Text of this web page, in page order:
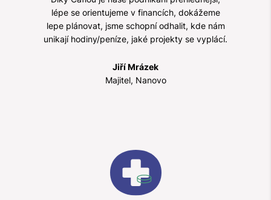
lépe se orientujeme v financích, dokážeme
lepe plánovat, jsme schopní odhalit, kde nám
unikají hodiny/peníze, jaké projekty se vyplácí.
Jiří Mrázek
Majitel, Nanovo